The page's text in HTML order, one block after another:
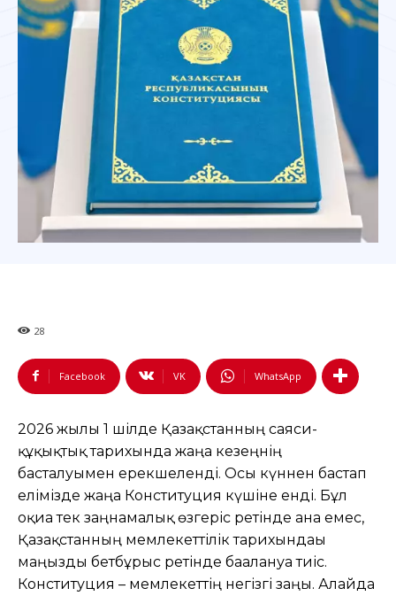
28
Facebook VK WhatsApp
2026 жылғы 1 шілде Қазақстанның саяси-
құқықтық тарихында жаңа кезеңнің
басталуымен ерекшеленді. Осы күннен бастап
елімізде жаңа Конституция күшіне енді. Бұл
оқиға тек заңнамалық өзгеріс ретінде ғана емес,
Қазақстанның мемлекеттілік тарихындағы
маңызды бетбұрыс ретінде бағалануға тиіс.
Конституция – мемлекеттің негізгі заңы. Алайда